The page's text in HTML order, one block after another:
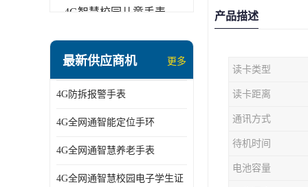
4G智慧校园儿童手表
指静脉识别智能锁
2G/BT4.0智能睡眠带
2G/4G智慧养老手环
最新供应商机 更多
4G防拆报警手表
4G全网通智能定位手环
4G全网通智慧养老手表
4G全网通智慧校园电子学生证
产品描述
读卡类型
读卡距离
通讯方式
待机时间
电池容量